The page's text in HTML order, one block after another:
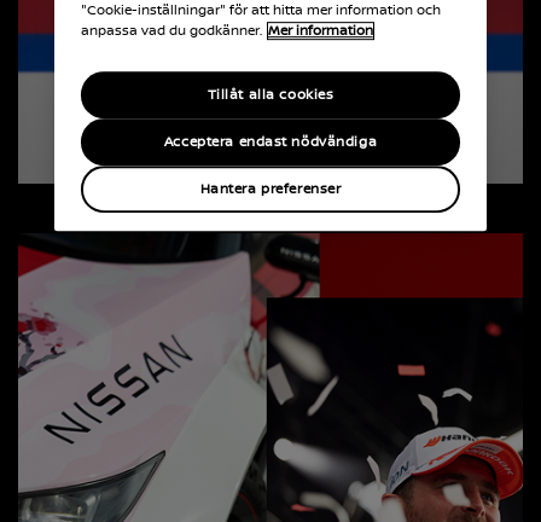
"Cookie-inställningar" för att hitta mer information och
anpassa vad du godkänner. Mer information
Hantera preferenser
Acceptera endast nödvändiga
Tillåt alla cookies